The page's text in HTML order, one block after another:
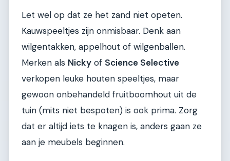
Let wel op dat ze het zand niet opeten.
Kauwspeeltjes zijn onmisbaar. Denk aan
wilgentakken, appelhout of wilgenballen.
Merken als Nicky of Science Selective
verkopen leuke houten speeltjes, maar
gewoon onbehandeld fruitboomhout uit de
tuin (mits niet bespoten) is ook prima. Zorg
dat er altijd iets te knagen is, anders gaan ze
aan je meubels beginnen.